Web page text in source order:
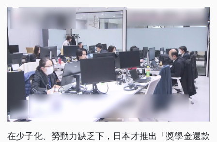
在少子化、勞動力缺乏下，日本才推出「獎學金還款